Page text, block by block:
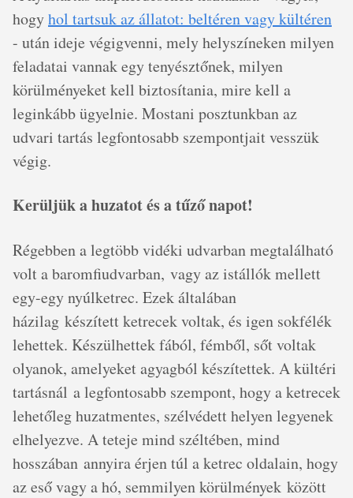
hogyhol tartsuk az állatot: beltéren vagy kültéren
- után ideje végigvenni, mely helyszíneken milyen
feladatai vannak egy tenyésztőnek, milyen
körülményeket kell biztosítania, mire kell a
leginkább ügyelnie. Mostani posztunkban az
udvari tartás legfontosabb szempontjait vesszük
végig.
Kerüljük a huzatot és a tűző napot!
Régebben a legtöbb vidéki udvarban megtalálható
volt a baromfiudvarban, vagy az istállók mellett
egy-egy nyúlketrec. Ezek általában
házilag készített ketrecek voltak, és igen sokfélék
lehettek. Készülhettek fából, fémből, sőt voltak
olyanok, amelyeket agyagból készítettek. A kültéri
tartásnál a legfontosabb szempont, hogy a ketrecek
lehetőleg huzatmentes, szélvédett helyen legyenek
elhelyezve. A teteje mind széltében, mind
hosszában annyira érjen túl a ketrec oldalain, hogy
az eső vagy a hó, semmilyen körülmények között